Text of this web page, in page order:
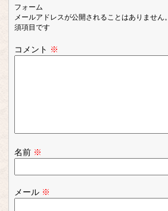
フォーム
メールアドレスが公開されることはありません。
須項目です
コメント ※
名前 ※
メール ※